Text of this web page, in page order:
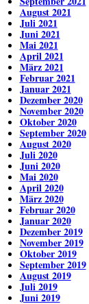
August 2021
Juli 2021
Juni 2021
Mai 2021
April 2021
März 2021
Februar 2021
Januar 2021
Dezember 2020
November 2020
Oktober 2020
September 2020
August 2020
Juli 2020
Juni 2020
Mai 2020
April 2020
März 2020
Februar 2020
Januar 2020
Dezember 2019
November 2019
Oktober 2019
September 2019
August 2019
Juli 2019
Juni 2019